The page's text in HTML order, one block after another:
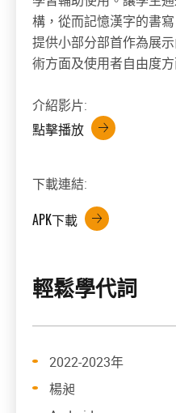
構，從而記憶漢字的書
提供小部分部首作為展
術方面及使用者自由度
介紹影片:
點擊播放
下載連結:
APK下載
輕鬆學代詞
2022-2023年
楊昶